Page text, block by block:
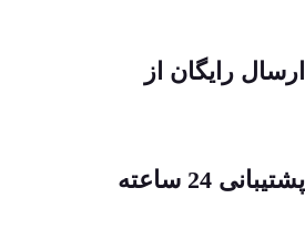
ارسال رایگان از
پشتیبانی 24 ساعته